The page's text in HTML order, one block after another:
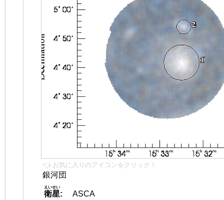
👈 お気に入りのアイコンをクリック！
銀河団
衛星
えいせい
:
ASCA